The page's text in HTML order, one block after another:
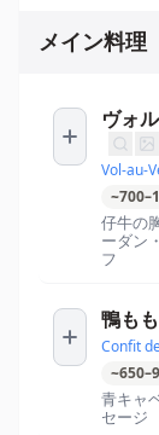
メイン料理
ヴォ
Vol-au-
~700–
仔牛の
ーダン
フ
鴨も
Confit
~650–
青キャ
セージ